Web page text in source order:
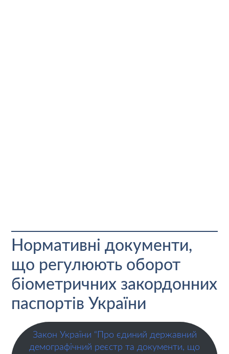
Нормативні документи,
що регулюють оборот
біометричних закордонних
паспортів України
Закон України “Про єдиний державний
демографічний реєстр та документи, що